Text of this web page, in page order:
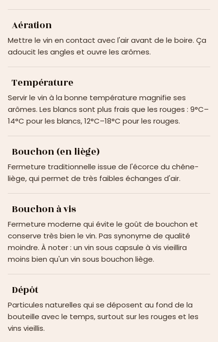
Aération
Mettre le vin en contact avec l'air avant de le boire. Ça
adoucit les angles et ouvre les arômes.
Température
Servir le vin à la bonne température magnifie ses
arômes. Les blancs sont plus frais que les rouges : 9°C–
14°C pour les blancs, 12°C–18°C pour les rouges.
Bouchon (en liège)
Fermeture traditionnelle issue de l'écorce du chêne-
liège, qui permet de très faibles échanges d'air.
Bouchon à vis
Fermeture moderne qui évite le goût de bouchon et
conserve très bien le vin. Pas synonyme de qualité
moindre. À noter : un vin sous capsule à vis vieillira
moins bien qu'un vin sous bouchon liège.
Dépôt
Particules naturelles qui se déposent au fond de la
bouteille avec le temps, surtout sur les rouges et les
vins vieillis.